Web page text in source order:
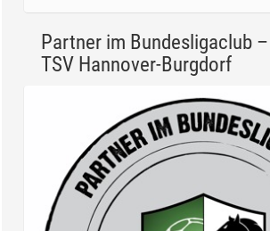
Partner im Bundesligaclub –
TSV Hannover-Burgdorf